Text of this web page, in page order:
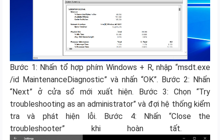
Bước 1: Nhấn tổ hợp phím Windows + R, nhập “msdt.exe
/id MaintenanceDiagnostic” và nhấn “OK”. Bước 2: Nhấn
“Next” ở cửa sổ mới xuất hiện. Bước 3: Chọn “Try
troubleshooting as an administrator” và đợi hệ thống kiểm
tra và phát hiện lỗi. Bước 4: Nhấn “Close the
troubleshooter” khi hoàn tất.